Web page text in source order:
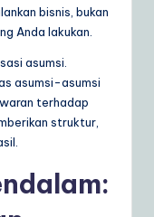
bisnis, bukan
Anda lakukan.
asumsi.
asumsi-asumsi
terhadap
struktur,